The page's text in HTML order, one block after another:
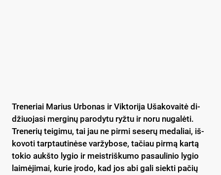
Tre­ne­riai Ma­rius Ur­bo­nas ir Vik­to­ri­ja Uša­ko­vai­tė di­
džiuo­ja­si mer­gi­nų pa­ro­dy­tu ryž­tu ir no­ru nu­ga­lė­ti.
Tre­ne­rių tei­gi­mu, tai jau ne pir­mi se­se­rų me­da­liai, iš­
ko­vo­ti tarp­tau­ti­nė­se var­žy­bo­se, ta­čiau pir­mą kar­tą
to­kio aukš­to ly­gio ir meist­riš­ku­mo pa­sau­li­nio ly­gio
lai­mė­ji­mai, ku­rie įro­do, kad jos abi ga­li siek­ti pa­čių